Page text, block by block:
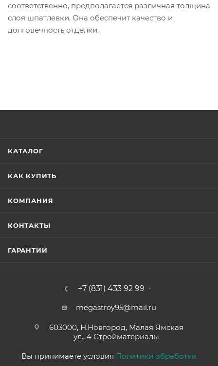
соответственно, предполагается различная толщина
слоя шпатлевки. Она обеспечит качество и
долговечность отделки.
КАТАЛОГ
КАК КУПИТЬ
КОМПАНИЯ
КОНТАКТЫ
ГАРАНТИИ
+7 (831) 433 92 99
megastroy95@mail.ru
603000, Н.Новгород, Малая Ямская
ул., 4 Стройматериалы
Вы принимаете условия Политики обработки